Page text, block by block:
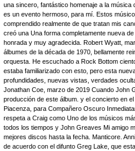
una sincero, fantástico homenaje a la
es un evento hermoso, para mí. Estos
comprendido realmente de que tratan mis
creó una Una forma completamente nueva
honrada y muy agradecida. Robert Wyatt,
álbumes de la década de 1970, bellamente
orquesta. He escuchado a Rock Bottom
estaba familiarizado con esto, pero esta
profundidades, nuevas vistas, verdades
Jonathan Coe, marzo de 2019 Cuando John
producción de este álbum. y el concierto en
Piacenza, para Compañero Oscuro
respeta a Craig como Uno de los músicos
todos los tiempos y John Greaves Mi amigo
mejores discos hasta la fecha. Manticore.
de acuerdo con el difunto Greg Lake, que